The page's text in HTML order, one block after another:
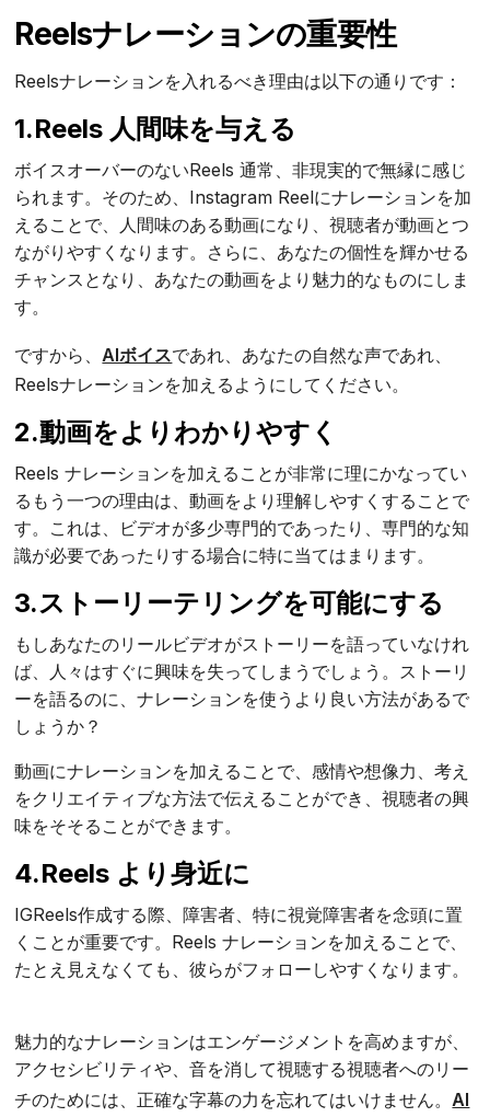
Reelsナレーションの重要性
Reelsナレーションを入れるべき理由は以下の通りです：
1.Reels 人間味を与える
ボイスオーバーのないReels 通常、非現実的で無縁に感じ
られます。そのため、Instagram Reelにナレーションを加
えることで、人間味のある動画になり、視聴者が動画とつ
ながりやすくなります。さらに、あなたの個性を輝かせる
チャンスとなり、あなたの動画をより魅力的なものにしま
す。
ですから、AIボイスであれ、あなたの自然な声であれ、
Reelsナレーションを加えるようにしてください。
2.動画をよりわかりやすく
Reels ナレーションを加えることが非常に理にかなってい
るもう一つの理由は、動画をより理解しやすくすることで
す。これは、ビデオが多少専門的であったり、専門的な知
識が必要であったりする場合に特に当てはまります。
3.ストーリーテリングを可能にする
もしあなたのリールビデオがストーリーを語っていなけれ
ば、人々はすぐに興味を失ってしまうでしょう。ストーリ
ーを語るのに、ナレーションを使うより良い方法があるで
しょうか？
動画にナレーションを加えることで、感情や想像力、考え
をクリエイティブな方法で伝えることができ、視聴者の興
味をそそることができます。
4.Reels より身近に
IGReels作成する際、障害者、特に視覚障害者を念頭に置
くことが重要です。Reels ナレーションを加えることで、
たとえ見えなくても、彼らがフォローしやすくなります。
魅力的なナレーションはエンゲージメントを高めますが、
アクセシビリティや、音を消して視聴する視聴者へのリー
チのためには、正確な字幕の力を忘れてはいけません。AI